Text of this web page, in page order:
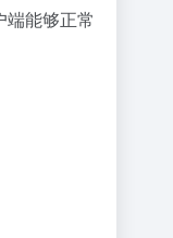
能够正常